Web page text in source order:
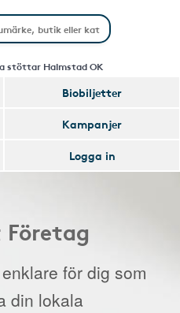
stöttar Halmstad OK
Biobiljetter
Kampanjer
Logga in
Företag
för dig som
din lokala